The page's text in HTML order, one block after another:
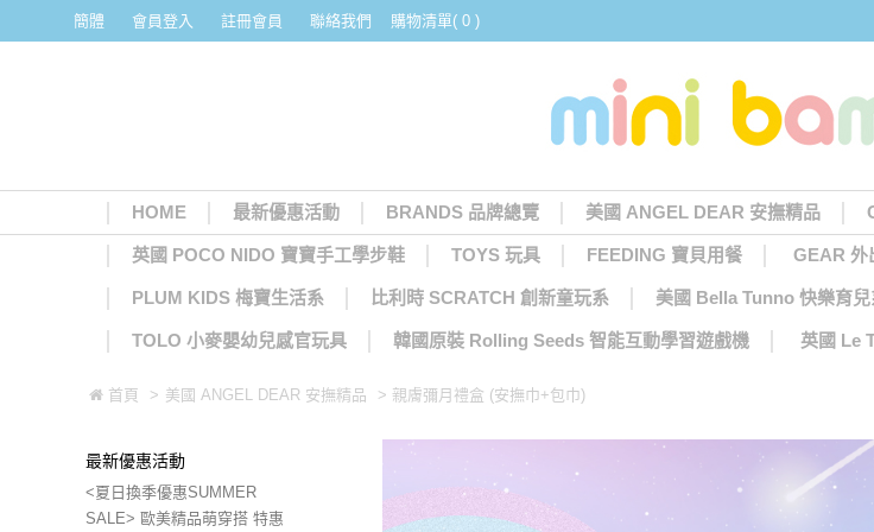
簡體 會員登入 註冊會員 聯絡我們 購物清單( 0 )
HOME 最新優惠活動 BRANDS 品牌總覽 美國 ANGEL DEAR 安撫精品
英國 POCO NIDO 寶寶手工學步鞋 TOYS 玩具 FEEDING 寶貝用餐 GEAR 外
PLUM KIDS 梅寶生活系 比利時 SCRATCH 創新童玩系 美國 Bella Tunno 快樂育兒
TOLO 小麥嬰幼兒感官玩具 韓國原裝 Rolling Seeds 智能互動學習遊戲機 英國 Le
首頁 > 美國 ANGEL DEAR 安撫精品 > 親膚彌月禮盒 (安撫巾+包巾)
最新優惠活動
<夏日換季優惠SUMMER
SALE> 歐美精品萌穿搭 特惠